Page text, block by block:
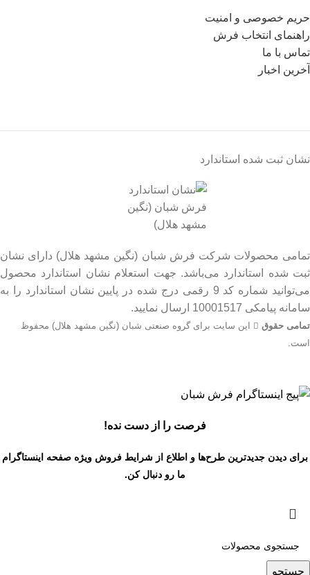
حریم خصوصی و امنیت
راهنمای انتخاب فرش
تماس با ما
آخرین اخبار
نشان ثبت شده استاندارد
تمامی محصولات شرکت فرش شبان (نگین مشهد هلال) دارای نشان
ثبت شده استاندارد می‌باشد. جهت استعلام نشان استاندارد محصول
می‌توانید شماره کد 9 رقمی درج شده در پایین نشان استاندارد را به
سامانه پیامکی 10001517 ارسال نمایید.
تمامی حقوق
این سایت برای گروه صنعتی شبان (نگین مشهد هلال) محفوظ
است.
فرصت را از دست نده!
برای دیدن جدیدترین طرح‌ها و اطلاع از شرایط فروش ویژه صفحه اینستاگرام
ما رو دنبال کن.
جستجو